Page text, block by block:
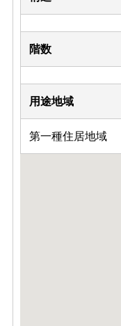
階数
用途地域
第一種住居地域